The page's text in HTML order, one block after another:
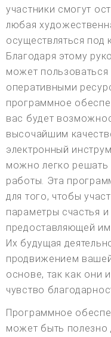
участники смогут
любая
осуществляться под
Благодаря этому
может
оперативными
программное
вас будет
высочайшим
электронный
можно легко
работы. Эта
для того, чтобы
параметры счастья
предоставляющей
Их будущая
продвижением
основе, так как они
чувство
Программное
может быть полезно